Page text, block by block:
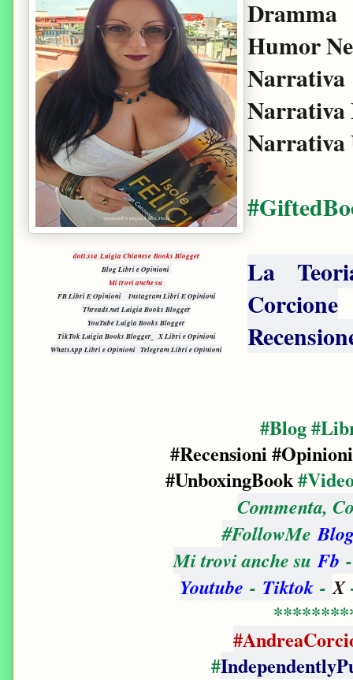
dott.ssa Luigia Chianese Books Blogger
Blog Libri e Opinioni
Mi trovi anche su
FB Libri E Opinioni
Instagram Libri E Opinioni
Threads.net Luigia Books Blogger
YouTube Luigia Books Blogger
TikTok Luigia Books Blogger
X Libri e Opinioni
WhatsApp Libri e Opinioni Telegram Libri e Opinioni
Dramma
Humor
Narrativa
Narrativa
Narrativa
La
Corcione
#Blog
#Recensioni #Opinioni
#UnboxingBook
Commenta,
#FollowMe
Mi trovi anche suFb
Youtube - Tiktok-X
#